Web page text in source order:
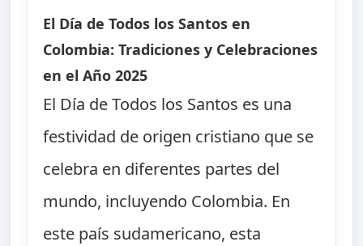
El Día de Todos los Santos en
Colombia: Tradiciones y Celebraciones
en el Año 2025
El Día de Todos los Santos es una
festividad de origen cristiano que se
celebra en diferentes partes del
mundo, incluyendo Colombia. En
este país sudamericano, esta